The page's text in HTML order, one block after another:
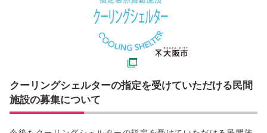
クーリングシェルターの指定を受けていただける民間
施設の募集について